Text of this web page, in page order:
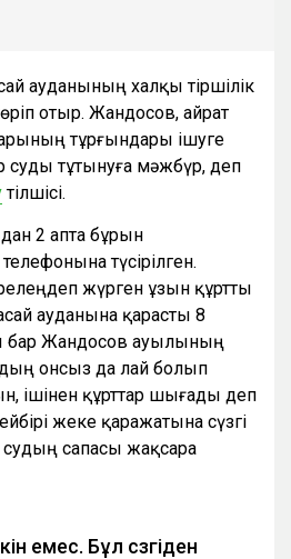
ауданының халқы тіршілік
отыр. Жандосов, Қайрат
тұрғындары ішуге
суды тұтынуға мәжбүр, деп
тілшісі.
2 апта бұрын
түсірілген.
жүрген ұзын құртты
ауданына қарасты 8
бар Жандосов ауылының
онсыз да лай болып
ішінен құрттар шығады деп
жеке қаражатына сүзгі
сапасы жақсара
емес. Бұл сүзгіден